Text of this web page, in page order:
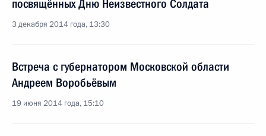
посвящённых Дню Неизвестного Солдата
3 декабря 2014 года, 13:30
Встреча с губернатором Московской области
Андреем Воробьёвым
19 июня 2014 года, 15:10